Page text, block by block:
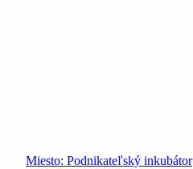
Miesto: Podnikateľský inkubátor